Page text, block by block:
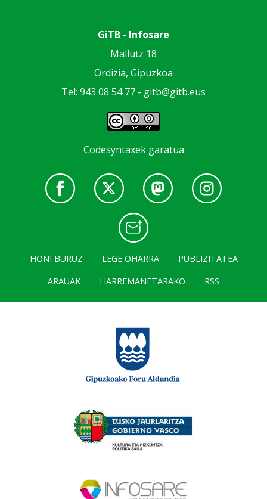
GiTB - Infosare
Mallutz 18
Ordizia, Gipuzkoa
Tel: 943 08 54 77 - gitb@gitb.eus
Codesyntaxek garatua
HONI BURUZ LEGE OHARRA
PUBLIZITATEA
ARAUAK
HARREMANETARAKO RSS